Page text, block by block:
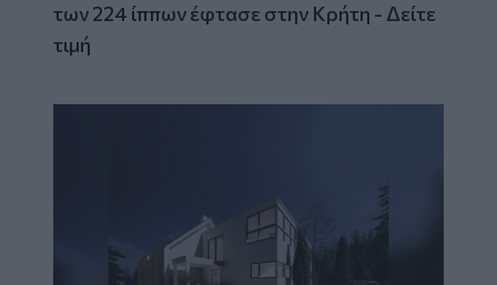
των 224 ίππων έφτασε στην Κρήτη - Δείτε
τιμή